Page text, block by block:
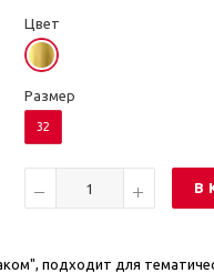
Цвет
Размер
32
В
подходит для